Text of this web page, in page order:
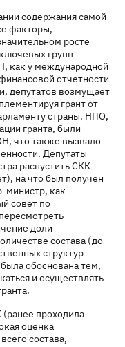
содержания самой
факторы,
росте
групп
как у международной
отчетности
депутатов возмущает
грант от
страны. НПО,
гранта, были
что также вызвало
Депутаты
распустить СКК
на что был получен
министр, как
совет по
доли
состава (до
структур
обоснована тем,
и осуществлять
проходила
оценка
состава,